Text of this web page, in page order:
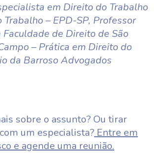
em Direito do Trabalho
Trabalho – EPD-SP, Professor
de Direito de São
– Prática em Direito do
da Barroso Advogados
sobre o assunto? Ou tirar
um especialista? Entre em
e agende uma reunião.